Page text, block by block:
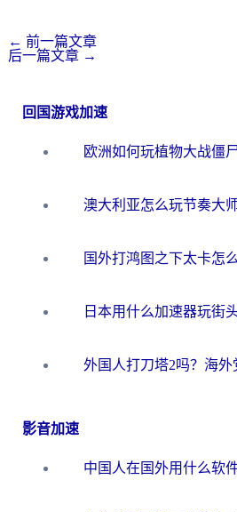
← 前一篇文章
后一篇文章 →
回国游戏加速
影音加速